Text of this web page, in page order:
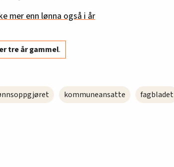
mer enn lønna også i år
tre år gammel.
kommuneansatte fagbladet